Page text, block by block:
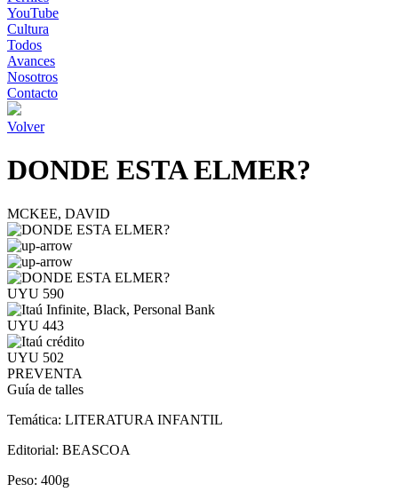
YouTube
Cultura
Todos
Avances
Nosotros
Contacto
Volver
DONDE ESTA ELMER?
MCKEE, DAVID
UYU 590
UYU 443
UYU 502
PREVENTA
Guía de talles
Temática: LITERATURA INFANTIL
Editorial: BEASCOA
Peso: 400g